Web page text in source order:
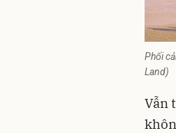
Phối
Land)
Vẫn